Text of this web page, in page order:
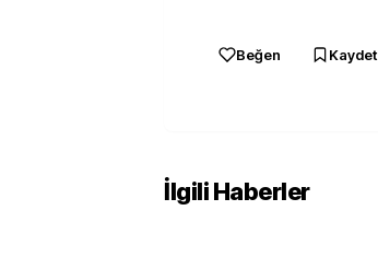
Beğen Kaydet
İlgili Haberler